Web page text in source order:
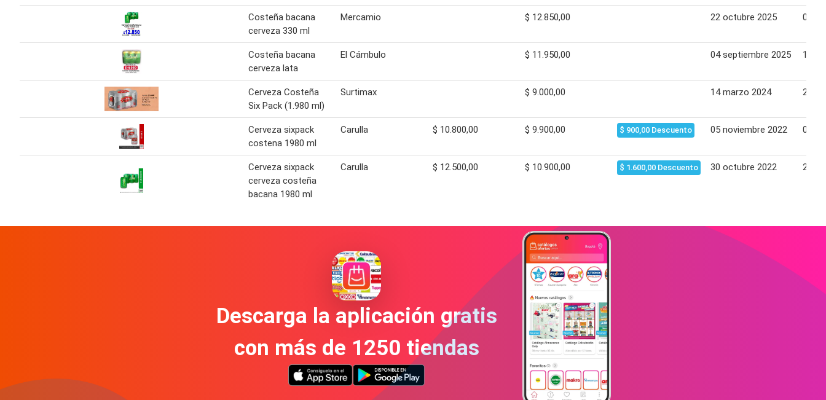
Costeña bacana
cerveza 330 ml
Mercamio $ 12.850,00 22 octubre 2025 05
Costeña bacana
cerveza lata
El Cámbulo $ 11.950,00 04 septiembre 2025 17
Cerveza Costeña
Six Pack (1.980 ml)
Surtimax $ 9.000,00 14 marzo 2024 28
Cerveza sixpack
costena 1980 ml
Carulla $ 10.800,00 $ 9.900,00 $ 900,00 Descuento 05 noviembre 2022 05
Cerveza sixpack
cerveza costeña
bacana 1980 ml
Carulla $ 12.500,00 $ 10.900,00 $ 1.600,00 Descuento 30 octubre 2022 29
Descarga la aplicación gratis
con más de 1250 tiendas